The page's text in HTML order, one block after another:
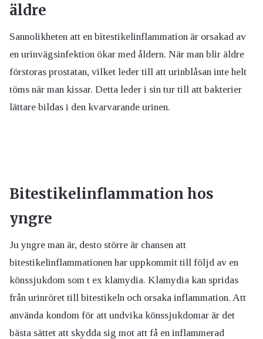
äldre
Sannolikheten att en bitestikelinflammation är orsakad av
en urinvägsinfektion ökar med åldern. När man blir äldre
förstoras prostatan, vilket leder till att urinblåsan inte helt
töms när man kissar. Detta leder i sin tur till att bakterier
lättare bildas i den kvarvarande urinen.
Bitestikelinflammation hos
yngre
Ju yngre man är, desto större är chansen att
bitestikelinflammationen har uppkommit till följd av en
könssjukdom som t ex klamydia. Klamydia kan spridas
från urinröret till bitestikeln och orsaka inflammation. Att
använda kondom för att undvika könssjukdomar är det
bästa sättet att skydda sig mot att få en inflammerad